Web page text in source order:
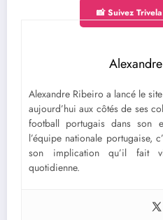
📸 Suivez
Alexandre Ribeiro a lancé le
aujourd’hui aux côtés de ses
football portugais dans son
l’équipe nationale portugaise,
son implication qu’il fait
quotidienne.